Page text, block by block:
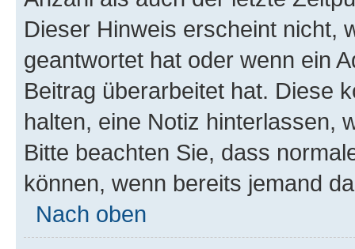
Dieser Hinweis erscheint nicht,
geantwortet hat oder wenn ein
Beitrag überarbeitet hat. Diese
halten, eine Notiz hinterlassen,
Bitte beachten Sie, dass
können, wenn bereits jemand
Nach oben